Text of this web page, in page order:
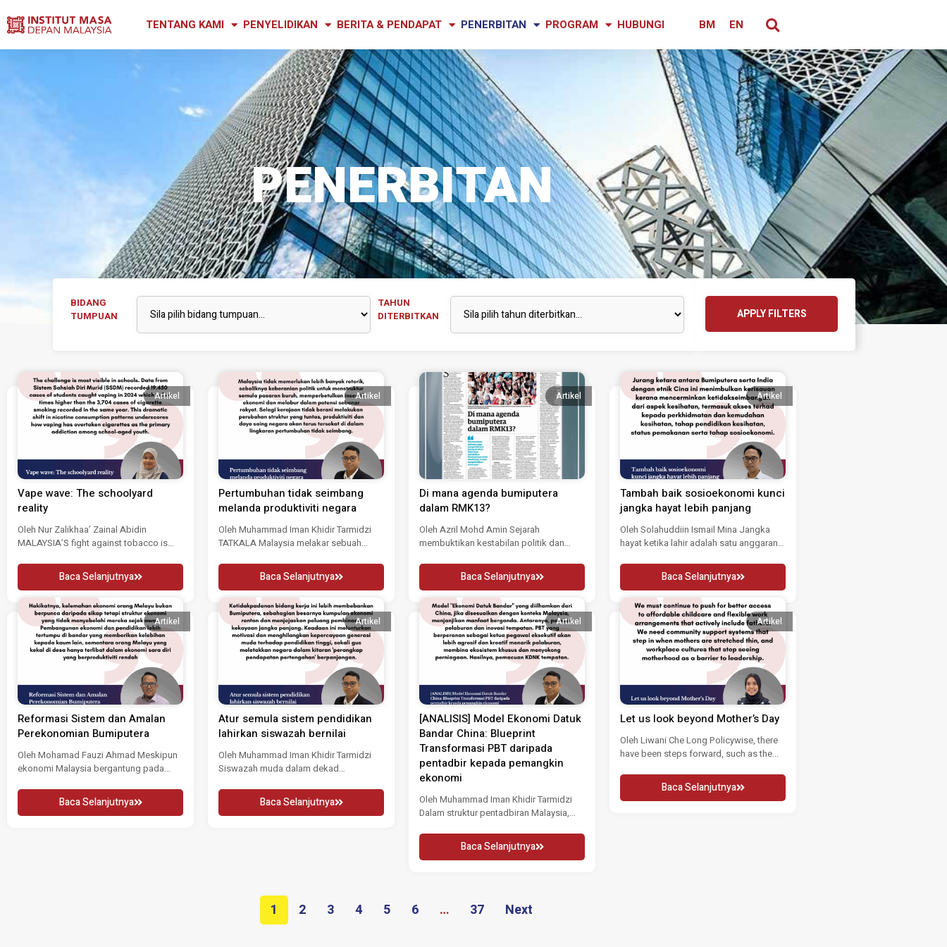
TENTANG KAMI PENYELIDIKAN BERITA & PENDAPAT PENERBITAN PROGRAM HUBUNGI BM EN
PENERBITAN
BIDANG
TUMPUAN
TAHUN
DITERBITKAN
APPLY FILTERS
Artikel
Vape wave: The schoolyard
reality
Oleh Nur Zalikhaa’ Zainal Abidin
MALAYSIA’S fight against tobacco is
Baca Selanjutnya
Artikel
Pertumbuhan tidak seimbang
melanda produktiviti negara
Oleh Muhammad Iman Khidir Tarmidzi
TATKALA Malaysia melakar sebuah
Baca Selanjutnya
Artikel
Di mana agenda bumiputera
dalam RMK13?
Oleh Azril Mohd Amin Sejarah
membuktikan kestabilan politik dan
Baca Selanjutnya
Artikel
Tambah baik sosioekonomi kunci
jangka hayat lebih panjang
Oleh Solahuddiin Ismail Mina Jangka
hayat ketika lahir adalah satu anggaran
Baca Selanjutnya
Artikel
Reformasi Sistem dan Amalan
Perekonomian Bumiputera
Oleh Mohamad Fauzi Ahmad Meskipun
ekonomi Malaysia bergantung pada
bumiputera...Baca Selanjutnya
Artikel
Atur semula sistem pendidikan
lahirkan siswazah bernilai
Oleh Muhammad Iman Khidir Tarmidzi
Siswazah muda dalam dekad
Baca Selanjutnya
Artikel
[ANALISIS] Model Ekonomi Datuk
Bandar China: Blueprint
Transformasi PBT daripada
pentadbir kepada pemangkin
ekonomi
Oleh Muhammad Iman Khidir Tarmidzi
Dalam struktur pentadbiran Malaysia,
Baca Selanjutnya
Artikel
Let us look beyond Mother’s Day
Oleh Liwani Che Long Policywise, there
have been steps forward, such as the...
Baca Selanjutnya
1 2 3 4 5 6 … 37 Next